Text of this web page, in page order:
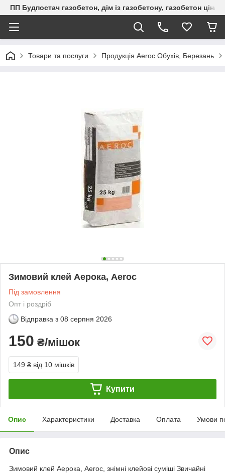
ПП Будпостач газобетон, дім із газобетону, газобетон
Товари та послуги Продукція Aeroc Обухів, Березань
Зимовий клей Аерока, Aeroc
Під замовлення
Опт і роздріб
Відправка з 08 серпня 2026
150 ₴/мішок
149 ₴ від 10 мішків
Купити
Опис Характеристики Доставка Оплата Умови
Опис
Зимовий клей Аерока, Aeroc, знімні клейові суміші Звичайні